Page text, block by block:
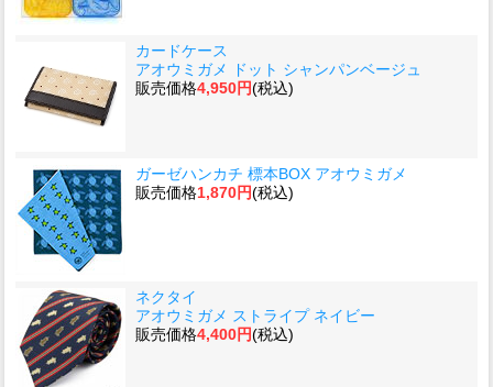
カードケース
アオウミガメ ドット シャンパンベージュ
販売価格4,950円(税込)
ガーゼハンカチ 標本BOX アオウミガメ
販売価格1,870円(税込)
ネクタイ
アオウミガメ ストライプ ネイビー
販売価格4,400円(税込)